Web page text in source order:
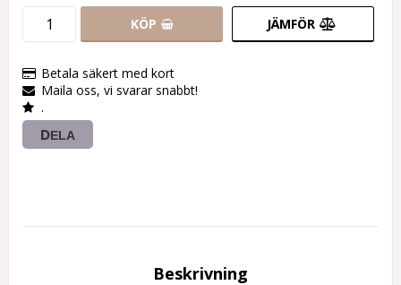
KÖP JÄMFÖR
Betala säkert med kort
Maila oss, vi svarar snabbt!
.
DELA
Beskrivning